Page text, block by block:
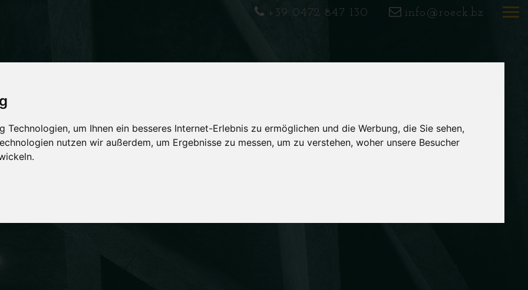
um Ihnen ein besseres Internet-Erlebnis zu ermöglichen und die Werbung, die Sie sehen,
nutzen wir außerdem, um Ergebnisse zu messen, um zu verstehen, woher unsere Besucher
info@roeck.bz
+39 0472 847 130
NEW
verpassen ...